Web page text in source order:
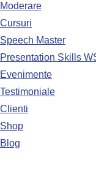
Moderare
Cursuri
Speech Master
Presentation Skills
Evenimente
Testimoniale
Clienti
Shop
Blog